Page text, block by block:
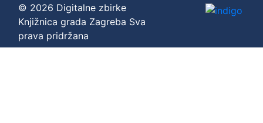
© 2026 Digitalne zbirke
Knjižnica grada Zagreba Sva
prava pridržana